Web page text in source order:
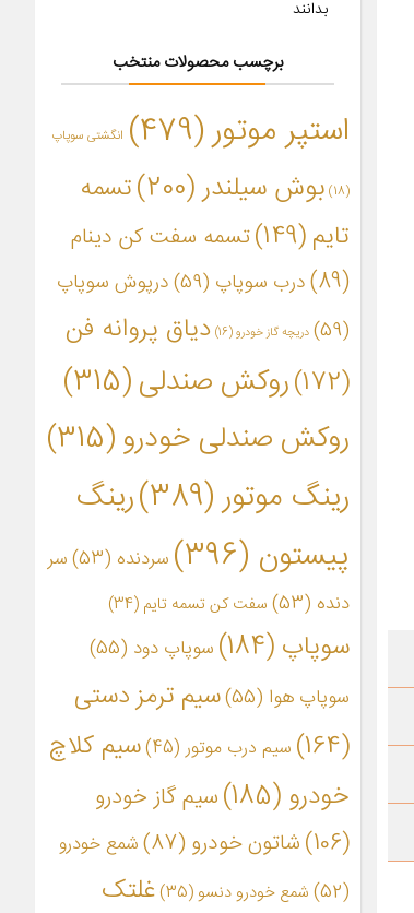
بدانند
برچسب محصولات منتخب
استپر موتور(479) انگشتی سوپاپ
(18) بوش سیلندر (200)
تسمه
تایم(149)
تسمه سفت کن دینام
(89)
درب سوپاپ (59)
درپوش سوپاپ
(59)
دریچه گاز خودرو(16)
دیاق پروانه فن
(172)
روکش صندلی(315)
روکش صندلی خودرو(315)
رینگ موتور(389)
رینگ
پیستون (396) سردنده (53)
سر
دنده (53) سفت کن تسمه تایم (34)
سوپاپ (184) سوپاپ دود (55)
سوپاپ هوا (55)
سیم ترمز دستی
(164)
سیم درب موتور(45)
سیم کلاچ
خودرو (185)
سیم گاز خودرو
(106)
شاتون خودرو (87)
شمع خودرو
(52)
شمع خودرو دنسو (35)
غلتک